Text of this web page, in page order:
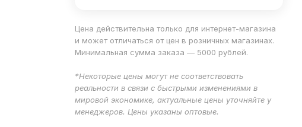
Цена действительна только для интернет-магазина
и может отличаться от цен в розничных магазинах.
Минимальная сумма заказа — 5000 рублей.
*Некоторые цены могут не соответствовать
реальности в связи с быстрыми изменениями в
мировой экономике, актуальные цены уточняйте у
менеджеров. Цены указаны оптовые.